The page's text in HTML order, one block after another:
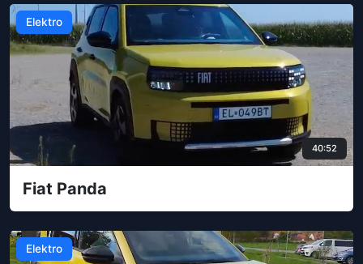
Elektro
40:52
Fiat Panda
Elektro